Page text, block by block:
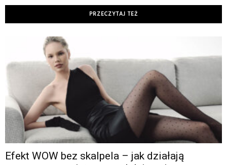
PRZECZYTAJ TEŻ
Efekt WOW bez skalpela – jak działają